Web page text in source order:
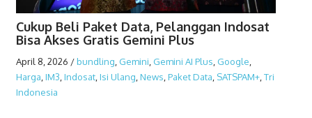
Cukup Beli Paket Data, Pelanggan Indosat
Bisa Akses Gratis Gemini Plus
April 8, 2026 /bundling, Gemini, Gemini AI Plus, Google,
Harga,IM3,Indosat,Isi Ulang,News,Paket Data, SATSPAM+,Tri
Indonesia